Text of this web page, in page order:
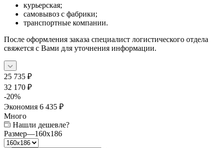
курьерская;
самовывоз с фабрики;
транспортные компании.
После оформления заказа специалист логистического отдела
свяжется с Вами для уточнения информации.
25 735 ₽
32 170 ₽
-20%
Экономия 6 435 ₽
Много
Нашли дешевле?
Размер—160x186